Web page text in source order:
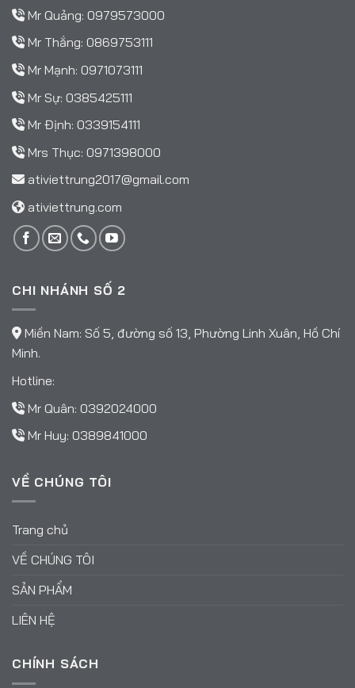
Mr Quảng: 0979573000
Mr Thắng: 0869753111
Mr Mạnh: 0971073111
Mr Sự: 0385425111
Mr Định: 0339154111
Mrs Thục: 0971398000
ativiettrung2017@gmail.com
ativiettrung.com
CHI NHÁNH SỐ 2
Miền Nam: Số 5, đường số 13, Phường Linh Xuân, Hồ Chí
Minh.
Hotline:
Mr Quân: 0392024000
Mr Huy: 0389841000
VỀ CHÚNG TÔI
Trang chủ
VỀ CHÚNG TÔI
SẢN PHẨM
LIÊN HỆ
CHÍNH SÁCH